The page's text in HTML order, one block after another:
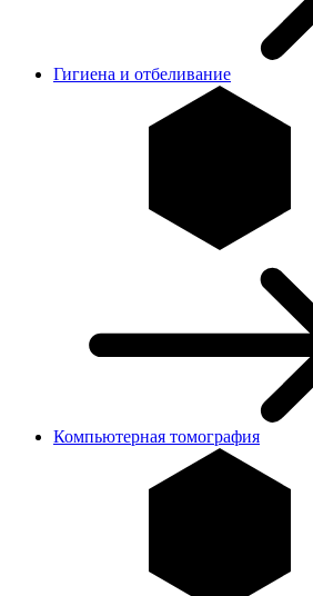
Гигиена и отбеливание
Компьютерная томография